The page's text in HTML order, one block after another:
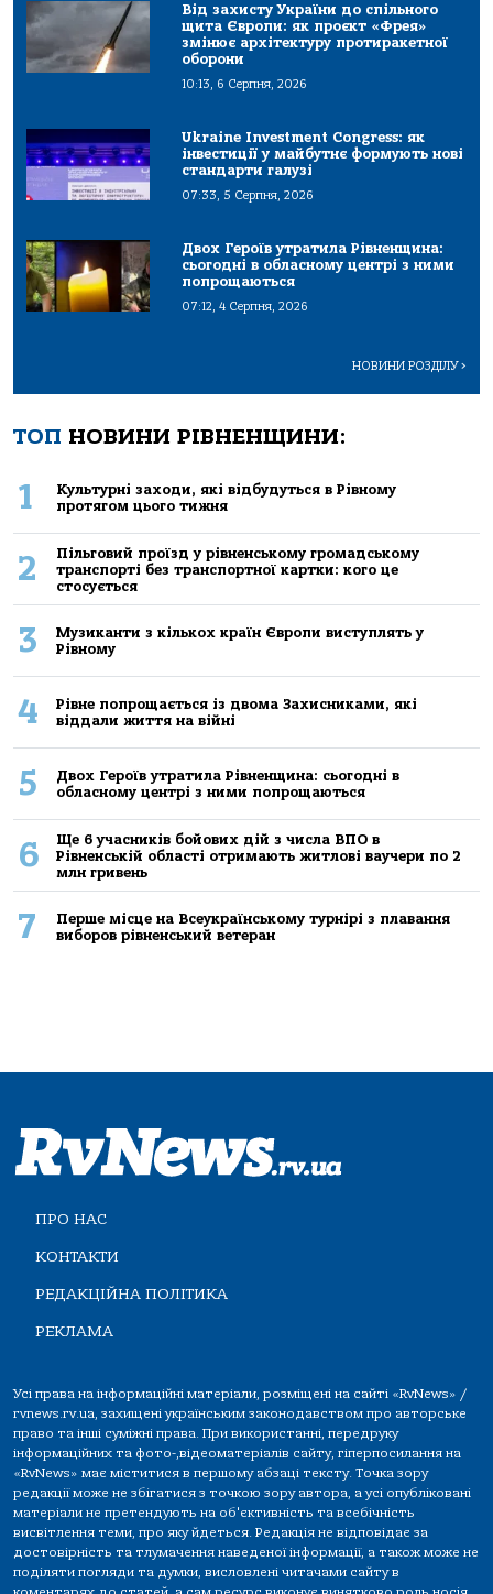
Від захисту України до спільного
щита Європи: як проєкт «Фрея»
змінює архітектуру протиракетної
оборони
10:13, 6 Серпня, 2026
Ukraine Investment Congress: як
інвестиції у майбутнє формують нові
стандарти галузі
07:33, 5 Серпня, 2026
Двох Героїв утратила Рівненщина:
сьогодні в обласному центрі з ними
попрощаються
07:12, 4 Серпня, 2026
НОВИНИ РОЗДІЛУ>
ТОП НОВИНИ РІВНЕНЩИНИ:
1
Культурні заходи, які відбудуться в Рівному
протягом цього тижня
2
Пільговий проїзд у рівненському громадському
транспорті без транспортної картки: кого це
стосується
3
Музиканти з кількох країн Європи виступлять у
Рівному
4
Рівне попрощається із двома Захисниками, які
віддали життя на війні
5
Двох Героїв утратила Рівненщина: сьогодні в
обласному центрі з ними попрощаються
6
Ще 6 учасників бойових дій з числа ВПО в
Рівненській області отримають житлові ваучери по 2
млн гривень
7
Перше місце на Всеукраїнському турнірі з плавання
виборов рівненський ветеран
ПРО НАС
КОНТАКТИ
РЕДАКЦІЙНА ПОЛІТИКА
РЕКЛАМА
Усі права на інформаційні матеріали, розміщені на сайті «RvNews» /
rvnews.rv.ua, захищені українським законодавством про авторське
право та інші суміжні права. При використанні, передруку
інформаційних та фото-,відеоматеріалів сайту, гіперпосилання на
«RvNews» має міститися в першому абзаці тексту. Точка зору
редакції може не збігатися з точкою зору автора, а усі опубліковані
матеріали не претендують на об'єктивність та всебічність
висвітлення теми, про яку йдеться. Редакція не відповідає за
достовірність та тлумачення наведеної інформації, а також може не
поділяти погляди та думки, висловлені читачами сайту в